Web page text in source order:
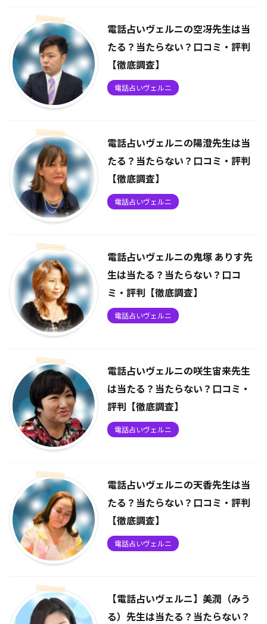
電話占いヴェルニの空冴先生は当
たる？当たらない？口コミ・評判
【徹底調査】
電話占いヴェルニ
電話占いヴェルニの陽澄先生は当
たる？当たらない？口コミ・評判
【徹底調査】
電話占いヴェルニ
電話占いヴェルニの鬼塚 ありす先
生は当たる？当たらない？口コ
ミ・評判【徹底調査】
電話占いヴェルニ
電話占いヴェルニの咲生宙来先生
は当たる？当たらない？口コミ・
評判【徹底調査】
電話占いヴェルニ
電話占いヴェルニの天香先生は当
たる？当たらない？口コミ・評判
【徹底調査】
電話占いヴェルニ
【電話占いヴェルニ】美潤（みう
る）先生は当たる？当たらない？